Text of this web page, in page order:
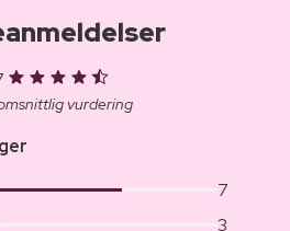
vurdering
7
3